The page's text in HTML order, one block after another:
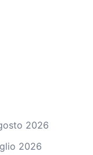
2026
2026